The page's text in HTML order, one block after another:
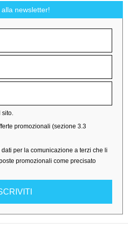
alla newsletter!
sito.
promozionali (sezione 3.3
per la comunicazione a terzi che li
promozionali come precisato